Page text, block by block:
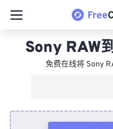
Sony RAW
免费在线将 Sony